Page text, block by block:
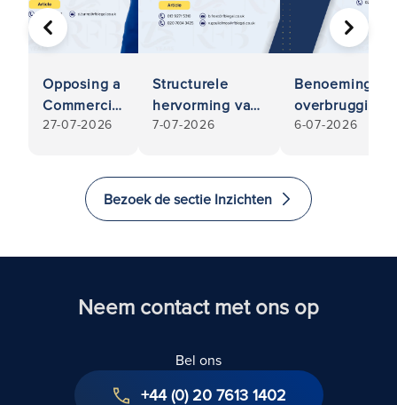
Opposing a
Commercial
Tenant’s
Under the
Landlord
Act 1954: A
Guide
27-07-2026
Structurele
hervorming van
de particuliere
ontwikkelingen
huurdersrechten
7-07-2026
Benoemingen
gids met
6-07-2026
VORIGE
Bezoek de sectie Inzichten
Neem contact met ons op
Bel ons
+44 (0) 20 7613 1402